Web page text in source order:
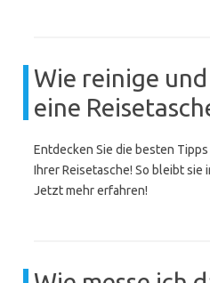
Wie reinige
eine
Entdecken Sie die besten
Ihrer Reisetasche! So bleibt sie
Jetzt mehr erfahren!